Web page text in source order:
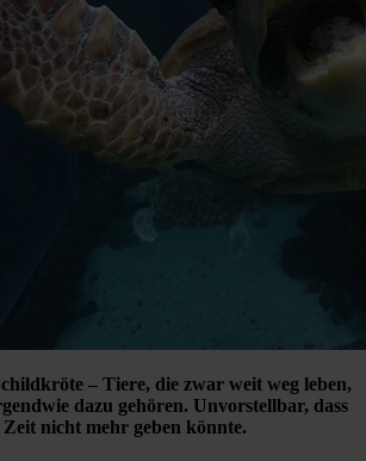
– Tiere, die zwar weit weg leben,
dazu gehören. Unvorstellbar, dass
Zeit nicht mehr geben könnte.